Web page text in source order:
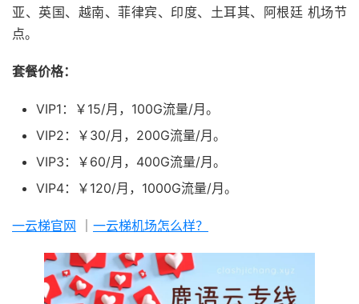
亚、英国、越南、菲律宾、印度、土耳其、阿根廷 机场节
点。
套餐价格：
VIP1：￥15/月，100G流量/月。
VIP2：￥30/月，200G流量/月。
VIP3：￥60/月，400G流量/月。
VIP4：￥120/月，1000G流量/月。
一云梯官网 一云梯机场怎么样？